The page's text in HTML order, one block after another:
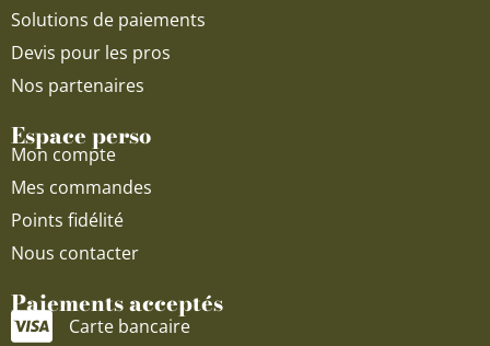
Solutions de paiements
Devis pour les pros
Nos partenaires
Espace perso
Mon compte
Mes commandes
Points fidélité
Nous contacter
Paiements acceptés
Carte bancaire